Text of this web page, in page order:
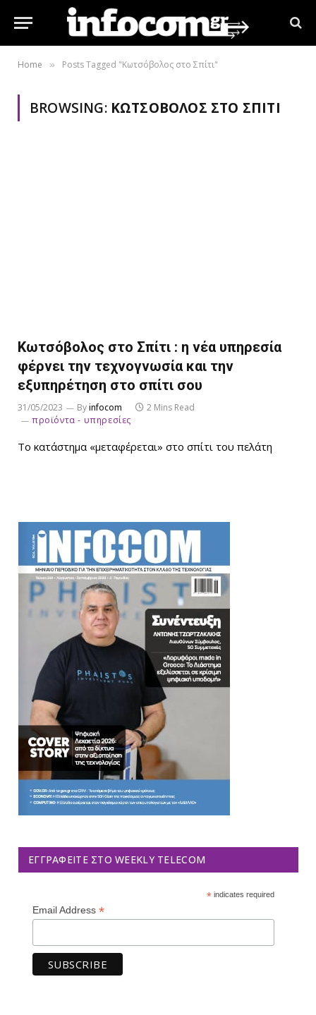
Home » Posts Tagged "Κωτσόβολος στο Σπίτι"
BROWSING: ΚΩΤΣΌΒΟΛΟΣ ΣΤΟ ΣΠΊΤΙ
Κωτσόβολος στο Σπίτι : η νέα υπηρεσία
φέρνει την τεχνογνωσία και την
εξυπηρέτηση στο σπίτι σου
31/05/2023 Byinfocom
2 Mins Read
προϊόντα - υπηρεσίες
Το κατάστημα «μεταφέρεται» στο σπίτι του πελάτη
ΕΓΓΡΑΦΕΊΤΕ ΣΤΟ WEEKLY TELECOM
*indicates required
Email Address *